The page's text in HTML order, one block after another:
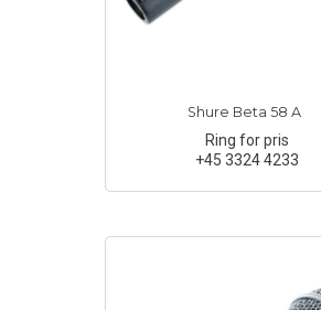
Shure Beta 58 A
Ring for pris
+45 3324 4233